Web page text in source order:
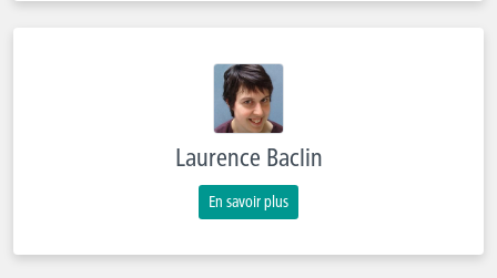
Laurence Baclin
En savoir plus